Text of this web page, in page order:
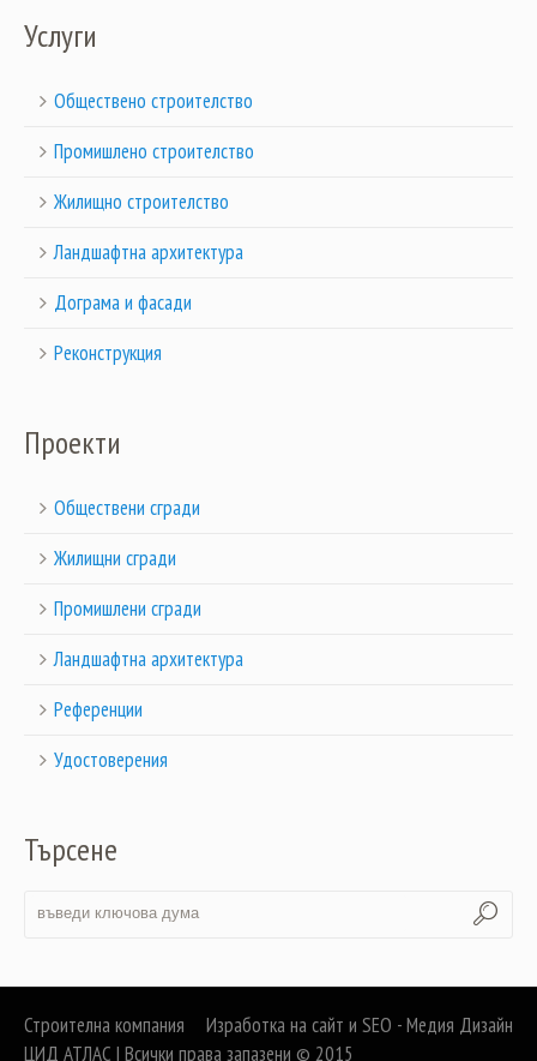
Услуги
Обществено строителство
Промишлено строителство
Жилищно строителство
Ландшафтна архитектура
Дограма и фасади
Реконструкция
Проекти
Обществени сгради
Жилищни сгради
Промишлени сгради
Ландшафтна архитектура
Референции
Удостоверения
Търсене
Изработка на сайт и SEO - Медия Дизайн
Строителна компания
ЦИД АТЛАС | Всички права запазени © 2015